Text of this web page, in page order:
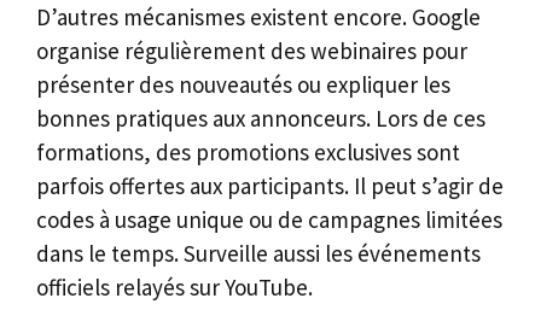
D’autres mécanismes existent encore. Google
organise régulièrement des webinaires pour
présenter des nouveautés ou expliquer les
bonnes pratiques aux annonceurs. Lors de ces
formations, des promotions exclusives sont
parfois offertes aux participants. Il peut s’agir de
codes à usage unique ou de campagnes limitées
dans le temps. Surveille aussi les événements
officiels relayés sur YouTube.